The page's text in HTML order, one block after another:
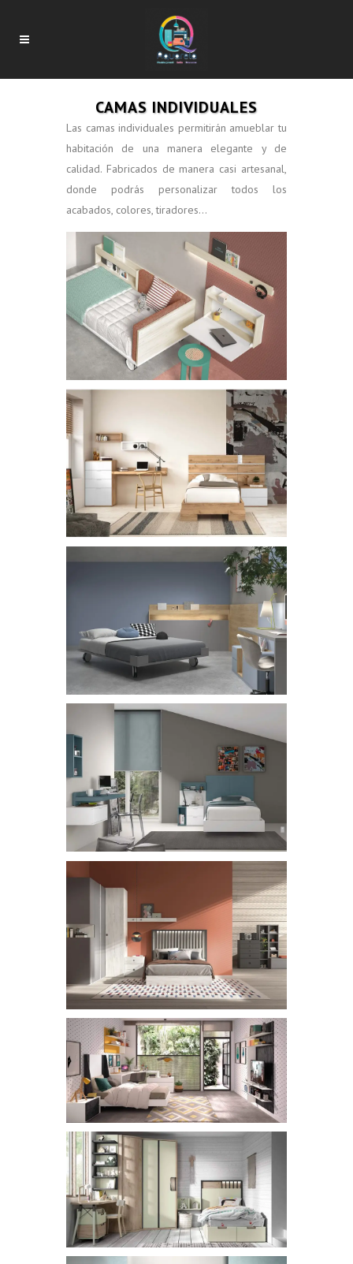
CAMAS INDIVIDUALES
Las camas individuales permitirán amueblar tu
habitación de una manera elegante y de
calidad. Fabricados de manera casi artesanal,
donde podrás personalizar todos los
acabados, colores, tiradores…